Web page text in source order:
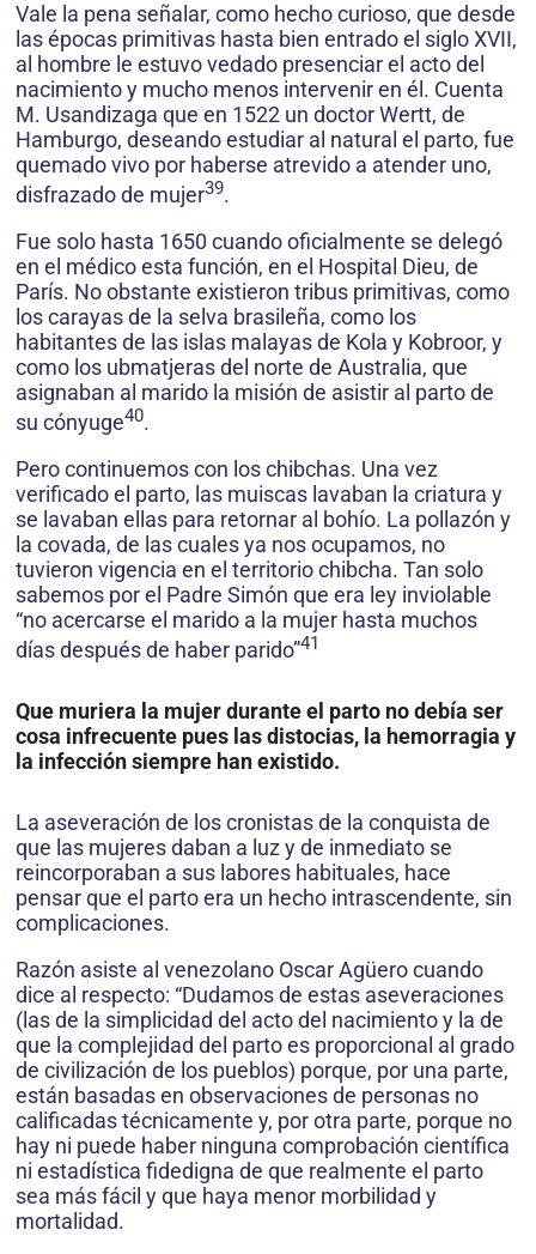
Vale la pena señalar, como hecho curioso, que desde
las épocas primitivas hasta bien entrado el siglo XVII,
al hombre le estuvo vedado presenciar el acto del
nacimiento y mucho menos intervenir en él. Cuenta
M. Usandizaga que en 1522 un doctor Wertt, de
Hamburgo, deseando estudiar al natural el parto, fue
quemado vivo por haberse atrevido a atender uno,
disfrazado de mujer39.
Fue solo hasta 1650 cuando oficialmente se delegó
en el médico esta función, en el Hospital Dieu, de
París. No obstante existieron tribus primitivas, como
los carayas de la selva brasileña, como los
habitantes de las islas malayas de Kola y Kobroor, y
como los ubmatjeras del norte de Australia, que
asignaban al marido la misión de asistir al parto de
su cónyuge40.
Pero continuemos con los chibchas. Una vez
verificado el parto, las muiscas lavaban la criatura y
se lavaban ellas para retornar al bohío. La pollazón y
la covada, de las cuales ya nos ocupamos, no
tuvieron vigencia en el territorio chibcha. Tan solo
sabemos por el Padre Simón que era ley inviolable
“no acercarse el marido a la mujer hasta muchos
días después de haber parido”41
Que muriera la mujer durante el parto no debía ser
cosa infrecuente pues las distocias, la hemorragia y
la infección siempre han existido.
La aseveración de los cronistas de la conquista de
que las mujeres daban a luz y de inmediato se
reincorporaban a sus labores habituales, hace
pensar que el parto era un hecho intrascendente, sin
complicaciones.
Razón asiste al venezolano Oscar Agüero cuando
dice al respecto: “Dudamos de estas aseveraciones
(las de la simplicidad del acto del nacimiento y la de
que la complejidad del parto es proporcional al grado
de civilización de los pueblos) porque, por una parte,
están basadas en observaciones de personas no
calificadas técnicamente y, por otra parte, porque no
hay ni puede haber ninguna comprobación científica
ni estadística fidedigna de que realmente el parto
sea más fácil y que haya menor morbilidad y
mortalidad.